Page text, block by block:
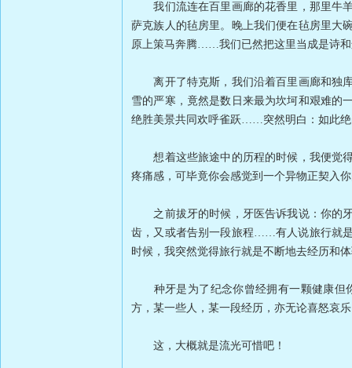
我们流连在百里画廊的花香里，那里牛羊
萨克族人的毡房里。晚上我们便在毡房里
原上策马奔腾……我们已然把这里当成是诗
离开了特克斯，我们沿着百里画廊和独库
雪的严寒，竟然是数日来最为坎坷和艰难
绝胜美景共同欢呼雀跃……突然明白：如此
想着这些旅途中的历程的时候，我便觉得
疼痛感，可毕竟你会感觉到一个异物正契入
之前拔牙的时候，牙医告诉我说：你的牙
齿，又或者告别一段旅程……有人说旅行就
时候，我突然觉得旅行就是不断地去经历和
种牙是为了纪念你曾经拥有一颗健康但你
方，某一些人，某一段经历，亦无论喜怒哀
这，大概就是流光可惜吧！